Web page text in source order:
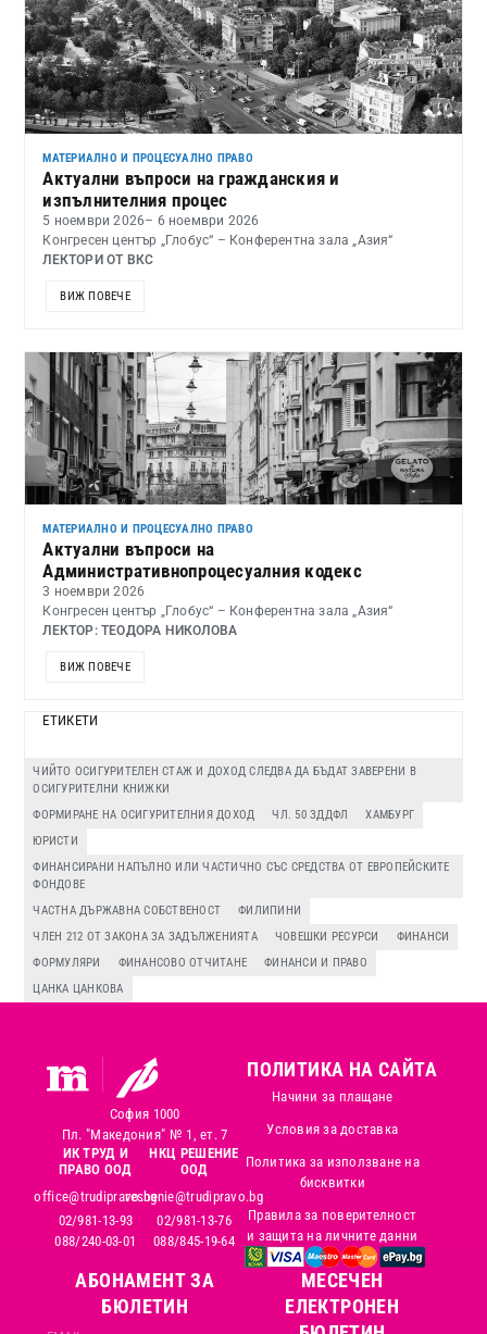
МАТЕРИАЛНО И ПРОЦЕСУАЛНО ПРАВО
Актуални въпроси на гражданския и
изпълнителния процес
5 ноември 2026– 6 ноември 2026
Конгресен център „Глобус“ – Конферентна зала „Азия“
ЛЕКТОРИ ОТ ВКС
ВИЖ ПОВЕЧЕ
МАТЕРИАЛНО И ПРОЦЕСУАЛНО ПРАВО
Актуални въпроси на
Административнопроцесуалния кодекс
3 ноември 2026
Конгресен център „Глобус“ – Конферентна зала „Азия“
ЛЕКТОР: ТЕОДОРА НИКОЛОВА
ВИЖ ПОВЕЧЕ
ЕТИКЕТИ
ЧИЙТО ОСИГУРИТЕЛЕН СТАЖ И ДОХОД СЛЕДВА ДА БЪДАТ ЗАВЕРЕНИ В
ОСИГУРИТЕЛНИ КНИЖКИ
ФОРМИРАНЕ НА ОСИГУРИТЕЛНИЯ ДОХОД
ЧЛ. 50 ЗДДФЛ
ХАМБУРГ
ЮРИСТИ
ФИНАНСИРАНИ НАПЪЛНО ИЛИ ЧАСТИЧНО СЪС СРЕДСТВА ОТ ЕВРОПЕЙСКИТЕ
ФОНДОВЕ
ЧАСТНА ДЪРЖАВНА СОБСТВЕНОСТ
ФИЛИПИНИ
ЧЛЕН 212 ОТ ЗАКОНА ЗА ЗАДЪЛЖЕНИЯТА
ЧОВЕШКИ РЕСУРСИ
ФИНАНСИ
ФОРМУЛЯРИ
ФИНАНСОВО ОТЧИТАНЕ
ФИНАНСИ И ПРАВО
ЦАНКА ЦАНКОВА
София 1000
Пл. "Македония" № 1, ет. 7
ИК ТРУД И
ПРАВО ООД
office@trudipravo.bg
02/981-13-93
088/240-03-01
НКЦ РЕШЕНИЕ
ООД
reshenie@trudipravo.bg
02/981-13-76
088/845-19-64
ПОЛИТИКА НА САЙТА
Начини за плащане
Условия за доставка
Политика за използване на
бисквитки
Правила за поверителност
и защита на личните данни
АБОНАМЕНТ ЗА
БЮЛЕТИН
MЕСЕЧЕН
ЕЛЕКТРОНЕН